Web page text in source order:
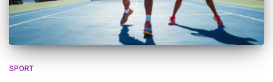
SPORT